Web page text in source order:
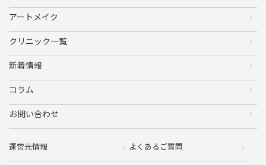
アートメイク
クリニック一覧
新着情報
コラム
お問い合わせ
運営元情報 よくあるご質問